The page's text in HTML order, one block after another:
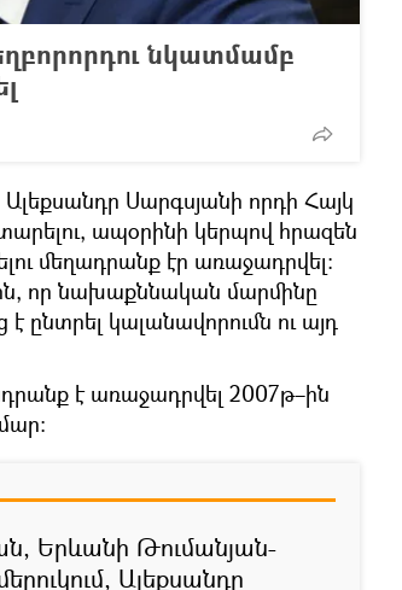
նկատմամբ
Սարգսյանի որդի Հայկ
ապօրինի կերպով հրազեն
մեղադրանք էր առաջադրվել։
որ նախաքննական մարմինը
կալանավորումն ու այդ
է առաջադրվել 2007թ–ին
Երևանի Թումանյան-
Ալեքսանդր